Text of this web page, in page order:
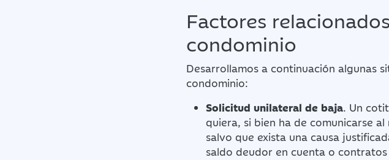
Factores
condominio
Desarrollamos a continuación algunas
condominio:
Solicitud unilateral de baja. Un
quiera, si bien ha de comunicarse
salvo que exista una causa
saldo deudor en cuenta o